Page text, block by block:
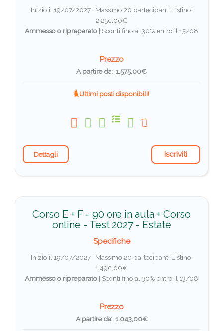
Inizio il 19/07/2027 I Massimo 20 partecipanti Listino:
2.250,00€
Ammesso o ripreparato | Sconti fino al 30% entro il 13/08
Prezzo
A partire da: 1.575,00€
Ultimi posti disponibili!
Dettagli Iscriviti
Corso E + F - 90 ore in aula + Corso
online - Test 2027 - Estate
Specifiche
Inizio il 19/07/2027 I Massimo 20 partecipanti Listino:
1.490,00€
Ammesso o ripreparato | Sconti fino al 30% entro il 13/08
Prezzo
A partire da: 1.043,00€